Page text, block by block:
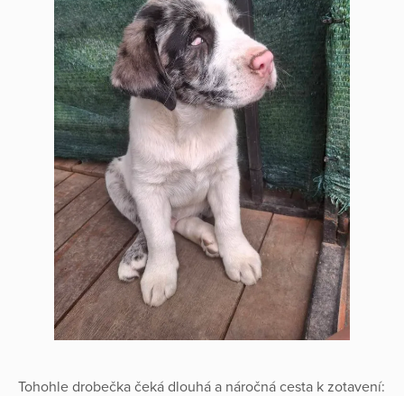
Tohohle drobečka čeká dlouhá a náročná cesta k zotavení: